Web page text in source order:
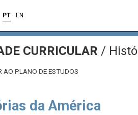
PT EN
CURRICULAR /
AO PLANO DE ESTUDOS
da América